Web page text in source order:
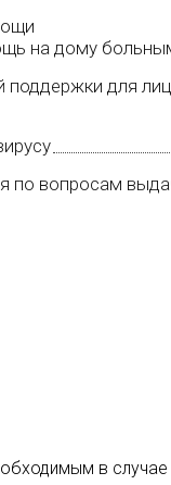
на дому
поддержки для
по вопросам
в случае